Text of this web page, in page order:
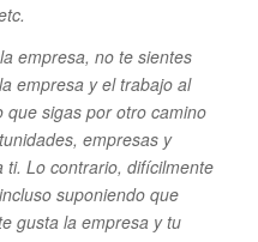
empresa, no te sientes
empresa y el trabajo al
sigas por otro camino
empresas y
Lo contrario, difícilmente
suponiendo que
gusta la empresa y tu